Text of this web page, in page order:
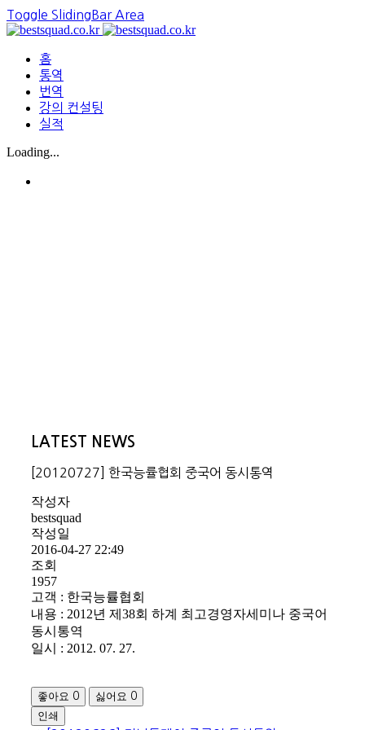
Toggle SlidingBar Area
홈
통역
번역
강의 컨설팅
실적
Loading...
LATEST NEWS
[20120727] 한국능률협회 중국어 동시통역
작성자
bestsquad
작성일
2016-04-27 22:49
조회
1957
고객 : 한국능률협회
내용 : 2012년 제38회 하계 최고경영자세미나 중국어
동시통역
일시 : 2012. 07. 27.
좋아요 0 싫어요 0
인쇄